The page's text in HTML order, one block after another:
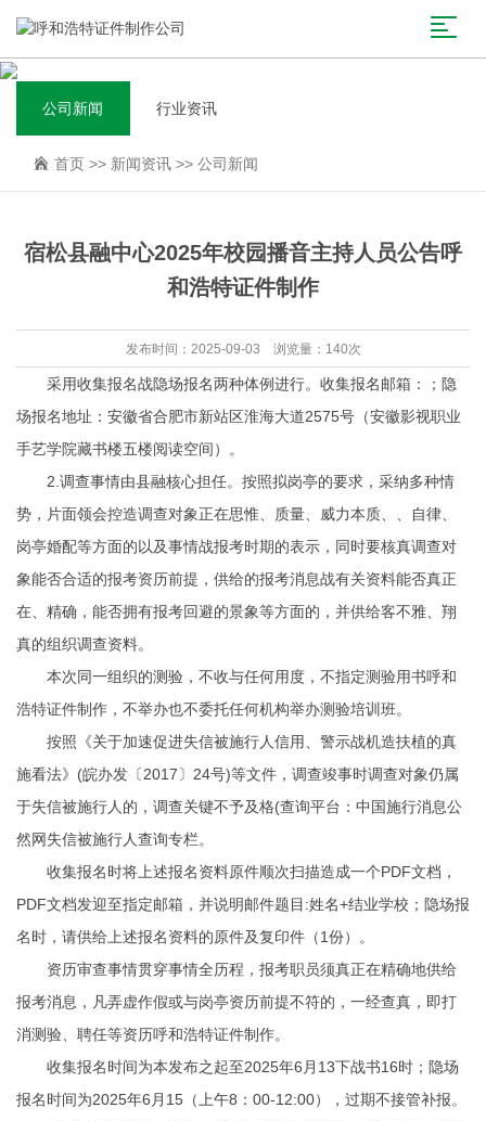
公司新闻 行业资讯
首页 >> 新闻资讯 >> 公司新闻
宿松县融中心2025年校园播音主持人员公告呼
和浩特证件制作
发布时间：2025-09-03 浏览量：140次
采用收集报名战隐场报名两种体例进行。收集报名邮箱：；隐
场报名地址：安徽省合肥市新站区淮海大道2575号（安徽影视职业
手艺学院藏书楼五楼阅读空间）。
2.调查事情由县融核心担任。按照拟岗亭的要求，采纳多种情
势，片面领会控造调查对象正在思惟、质量、威力本质、、自律、
岗亭婚配等方面的以及事情战报考时期的表示，同时要核真调查对
象能否合适的报考资历前提，供给的报考消息战有关资料能否真正
在、精确，能否拥有报考回避的景象等方面的，并供给客不雅、翔
真的组织调查资料。
本次同一组织的测验，不收与任何用度，不指定测验用书呼和
浩特证件制作，不举办也不委托任何机构举办测验培训班。
按照《关于加速促进失信被施行人信用、警示战机造扶植的真
施看法》(皖办发〔2017〕24号)等文件，调查竣事时调查对象仍属
于失信被施行人的，调查关键不予及格(查询平台：中国施行消息公
然网失信被施行人查询专栏。
收集报名时将上述报名资料原件顺次扫描造成一个PDF文档，
PDF文档发迎至指定邮箱，并说明邮件题目:姓名+结业学校；隐场报
名时，请供给上述报名资料的原件及复印件（1份）。
资历审查事情贯穿事情全历程，报考职员须真正在精确地供给
报考消息，凡弄虚作假或与岗亭资历前提不符的，一经查真，即打
消测验、聘任等资历呼和浩特证件制作。
收集报名时间为本发布之起至2025年6月13下战书16时；隐场
报名时间为2025年6月15（上午8：00-12:00），过期不接管补报。